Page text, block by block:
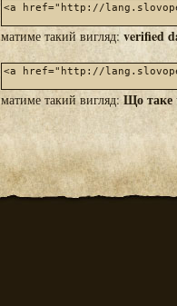
матиме такий вигляд: verified
матиме такий вигляд:Що таке